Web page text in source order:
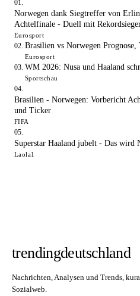
Norwegen dank Siegtreffer von
Achtelfinale - Duell mit
Eurosport
Brasilien vs Norwegen
Eurosport
WM 2026: Nusa und Haaland
Sportschau
Brasilien - Norwegen: Vorbericht
und Ticker
FIFA
Superstar Haaland jubelt - Das wird
Laola1
trendingdeutschland
Nachrichten, Analysen und Trends,
Sozialweb.